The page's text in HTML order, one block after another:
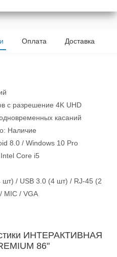
Оплата Доставка
с разрешение 4K UHD
касаний
Наличие
8.0 / Windows 10 Pro
Core i5
/ USB 3.0 (4 шт) / RJ-45 (2
MIC / VGA
ИНТЕРАКТИВНАЯ
86"